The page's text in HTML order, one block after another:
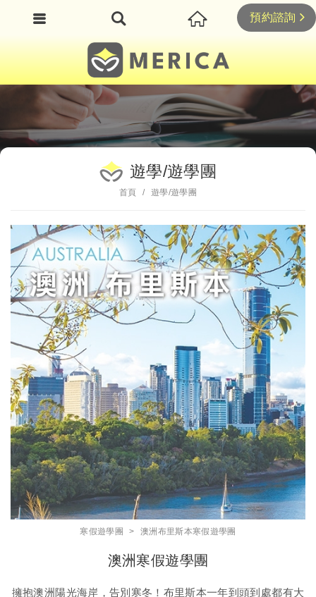
首頁 遊學/遊學團
遊學/遊學團
寒假遊學團 澳洲布里斯本寒假遊學團
澳洲寒假遊學團
擁抱澳洲陽光海岸，告別寒冬！布里斯本一年到頭到處都有大
預約諮詢